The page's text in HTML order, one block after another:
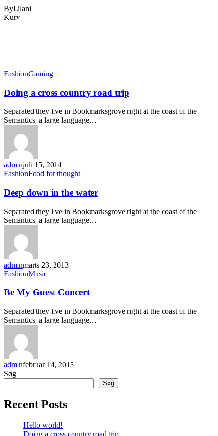
ByLilani
KurvClose
FashionGaming
Doing a cross country road trip
Separated they live in Bookmarksgrove right at the coast of the
Semantics, a large language…
adminjuli 15, 2014
FashionFood for thought
Deep down in the water
Separated they live in Bookmarksgrove right at the coast of the
Semantics, a large language…
adminmarts 23, 2013
FashionMusic
Be My Guest Concert
Separated they live in Bookmarksgrove right at the coast of the
Semantics, a large language…
adminfebruar 14, 2013
Søg
Søg
Recent Posts
Hello world!
Doing a cross country road trip